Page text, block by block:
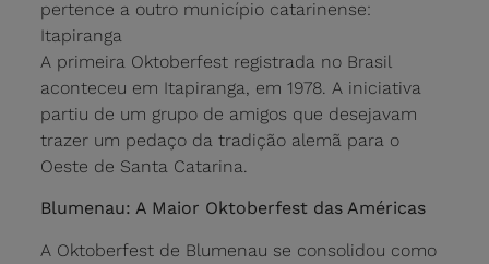
pertence a outro município catarinense:
Itapiranga
A primeira Oktoberfest registrada no Brasil
aconteceu em Itapiranga, em 1978. A iniciativa
partiu de um grupo de amigos que desejavam
trazer um pedaço da tradição alemã para o
Oeste de Santa Catarina.
Blumenau: A Maior Oktoberfest das Américas
A Oktoberfest de Blumenau se consolidou como